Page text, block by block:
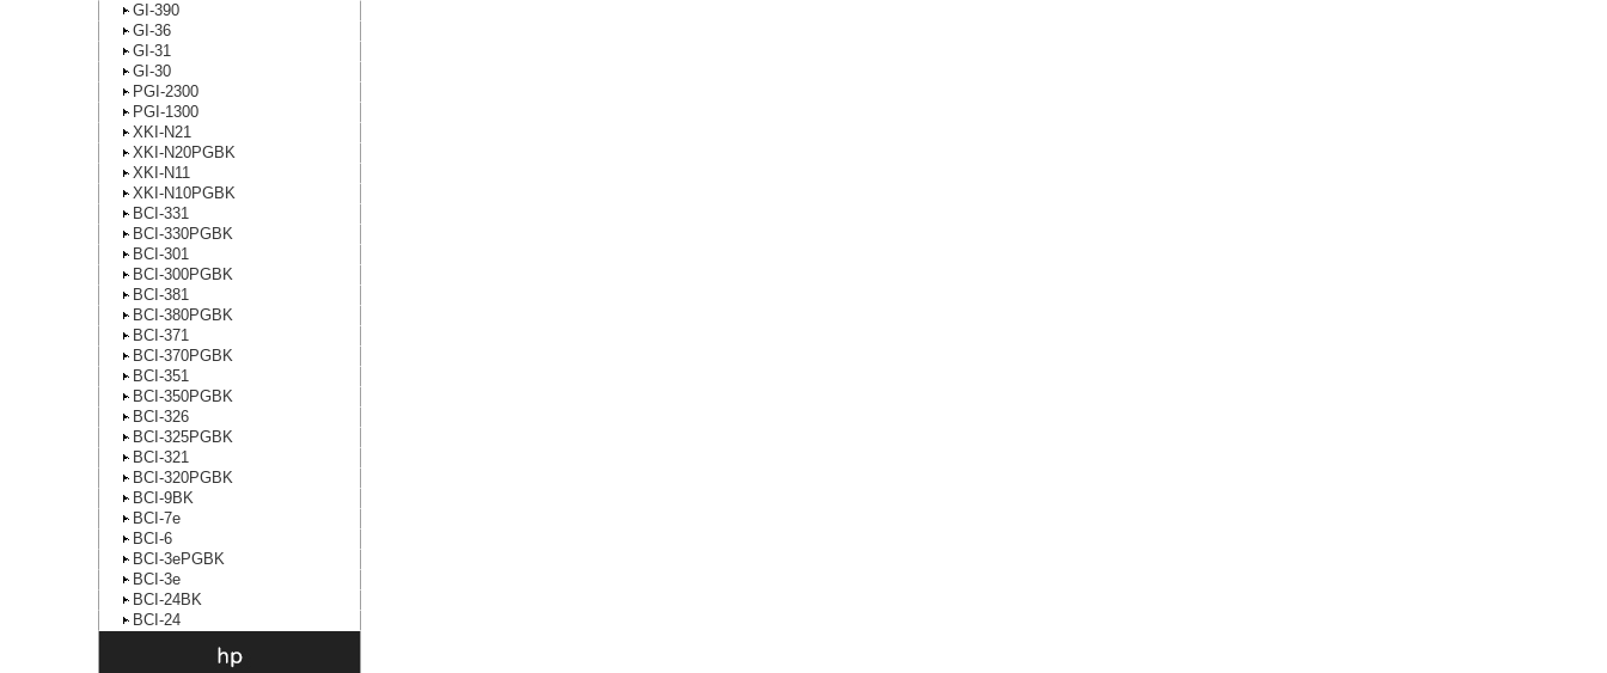
GI-390
GI-36
GI-31
GI-30
PGI-2300
PGI-1300
XKI-N21
XKI-N20PGBK
XKI-N11
XKI-N10PGBK
BCI-331
BCI-330PGBK
BCI-301
BCI-300PGBK
BCI-381
BCI-380PGBK
BCI-371
BCI-370PGBK
BCI-351
BCI-350PGBK
BCI-326
BCI-325PGBK
BCI-321
BCI-320PGBK
BCI-9BK
BCI-7e
BCI-6
BCI-3ePGBK
BCI-3e
BCI-24BK
BCI-24